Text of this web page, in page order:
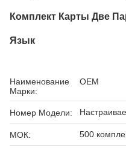
Комплект Карты Две
Язык
Наименование
Марки:
OEM
Номер Модели:
МОК: 500